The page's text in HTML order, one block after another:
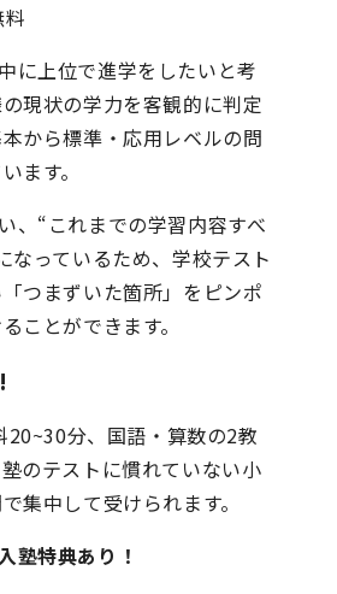
に上位で進学をしたいと考
現状の学力を客観的に判定
から標準・応用レベルの問
ます。
、“これまでの学習内容すべ
なっているため、学校テスト
つまずいた箇所」をピンポ
ことができます。
20~30分、国語・算数の2教
のテストに慣れていない小
集中して受けられます。
塾特典あり！